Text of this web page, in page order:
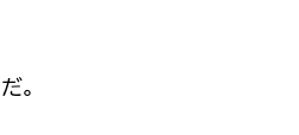
。